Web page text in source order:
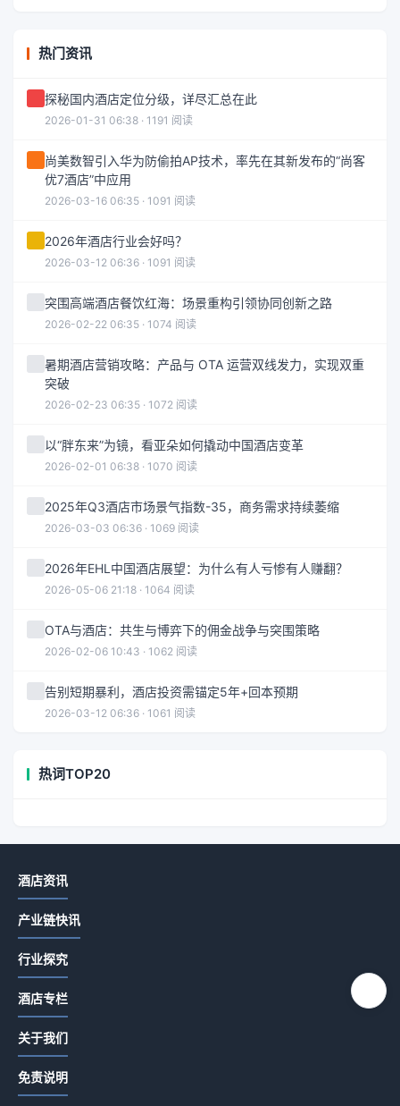
热门资讯
探秘国内酒店定位分级，详尽汇总在此
2026-01-31 06:38 · 1191 阅读
尚美数智引入华为防偷拍AP技术，率先在其新发布的“尚客
优7酒店”中应用
2026-03-16 06:35 · 1091 阅读
2026年酒店行业会好吗？
2026-03-12 06:36 · 1091 阅读
突围高端酒店餐饮红海：场景重构引领协同创新之路
2026-02-22 06:35 · 1074 阅读
暑期酒店营销攻略：产品与 OTA 运营双线发力，实现双重
突破
2026-02-23 06:35 · 1072 阅读
以“胖东来”为镜，看亚朵如何撬动中国酒店变革
2026-02-01 06:38 · 1070 阅读
2025年Q3酒店市场景气指数-35，商务需求持续萎缩
2026-03-03 06:36 · 1069 阅读
2026年EHL中国酒店展望：为什么有人亏惨有人赚翻？
2026-05-06 21:18 · 1064 阅读
OTA与酒店：共生与博弈下的佣金战争与突围策略
2026-02-06 10:43 · 1062 阅读
告别短期暴利，酒店投资需锚定5年+回本预期
2026-03-12 06:36 · 1061 阅读
热词TOP20
酒店资讯
产业链快讯
行业探究
酒店专栏
关于我们
免责说明